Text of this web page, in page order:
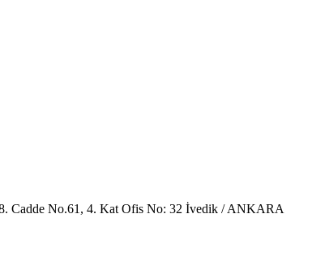
Cadde No.61, 4. Kat Ofis No: 32 İvedik / ANKARA